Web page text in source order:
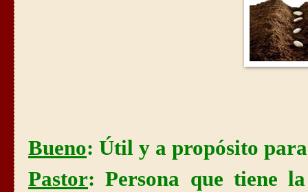
Bueno: Útil y a propósito
Pastor: Persona que tiene